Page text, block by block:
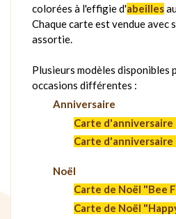
colorées à l'effigie d'abeilles
Chaque carte est vendue avec
assortie.
Plusieurs modèles disponibles
occasions différentes :
Anniversaire
Carte d'anniversaire
Carte
Noël
Carte de Noël "Bee
Carte de Noël